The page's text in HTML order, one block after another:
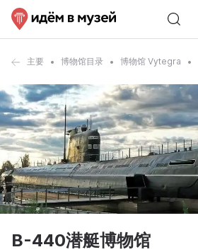
主要 博物馆目录 博物馆 Vytegra
B-440潜艇博物馆